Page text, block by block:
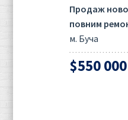
Продаж
повним
м. Буча
$550 000